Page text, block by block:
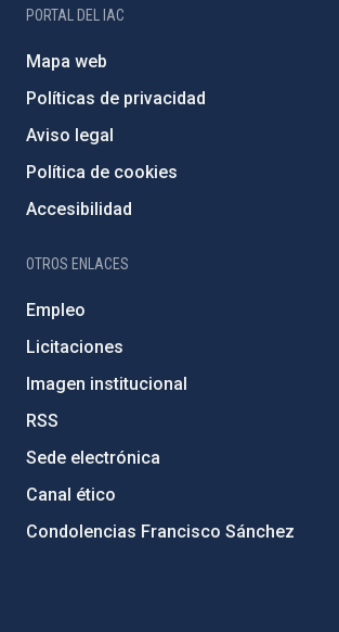
PORTAL DEL IAC
Mapa web
Políticas de privacidad
Aviso legal
Política de cookies
Accesibilidad
OTROS ENLACES
Empleo
Licitaciones
Imagen institucional
RSS
Sede electrónica
Canal ético
Condolencias Francisco Sánchez